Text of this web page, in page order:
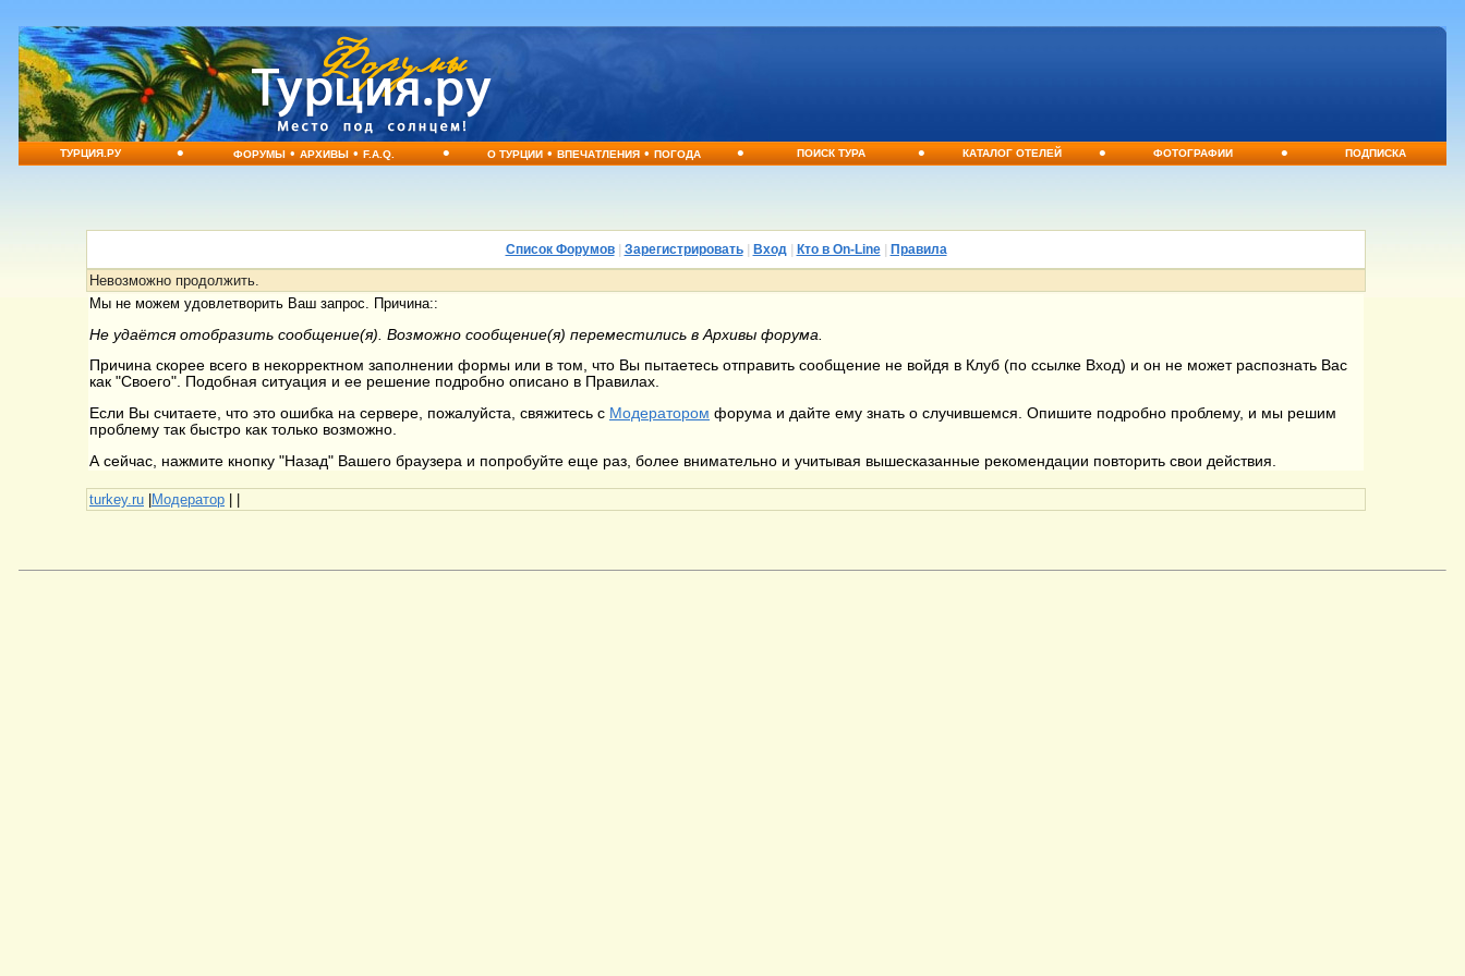
ТУРЦИЯ.РУ • ФОРУМЫ•АРХИВЫ•F.A.Q. • О ТУРЦИИ•ВПЕЧАТЛЕНИЯ•ПОГОДА • ПОИСК ТУРА • КАТАЛОГ ОТЕЛЕЙ • ФОТОГРАФИИ • ПОДПИСКА
Список Форумов| Зарегистрировать| Вход| Кто в On-Line| Правила
Невозможно продолжить.
Мы не можем удовлетворить Ваш запрос. Причина::
Не удаётся отобразить сообщение(я). Возможно сообщение(я) переместились в Архивы форума.
Причина скорее всего в некорректном заполнении формы или в том, что Вы пытаетесь отправить сообщение не войдя в Клуб (по ссылке Вход) и он не может распознать Вас
как "Своего". Подобная ситуация и ее решение подробно описано в Правилах.
Если Вы считаете, что это ошибка на сервере, пожалуйста, свяжитесь с Модератором форума и дайте ему знать о случившемся. Опишите подробно проблему, и мы решим
проблему так быстро как только возможно.
А сейчас, нажмите кнопку "Назад" Вашего браузера и попробуйте еще раз, более внимательно и учитывая вышесказанные рекомендации повторить свои действия.
turkey.ru |Модератор | |